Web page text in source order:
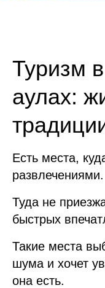
Туризм
аулах:
Есть места,
развлечениями.
Туда не
быстрых
Такие места
шума и хочет
она есть.